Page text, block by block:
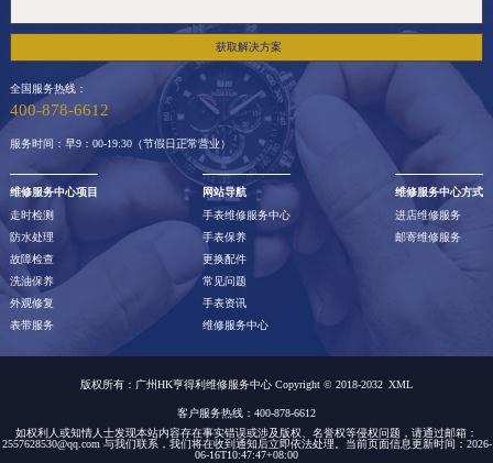
获取解决方案
全国服务热线：
400-878-6612
服务时间：早9：00-19:30（节假日正常营业）
维修服务中心项目
走时检测
防水处理
故障检查
洗油保养
外观修复
表带服务
网站导航
手表维修服务中心
手表保养
更换配件
常见问题
手表资讯
维修服务中心
维修服务中心方式
进店维修服务
邮寄维修服务
版权所有：广州HK亨得利维修服务中心 Copyright © 2018-2032 XML
客户服务热线：400-878-6612
如权利人或知情人士发现本站内容存在事实错误或涉及版权、名誉权等侵权问题，请通过邮箱：
2557628530@qq.com 与我们联系，我们将在收到通知后立即依法处理。当前页面信息更新时间：2026-
06-16T10:47:47+08:00